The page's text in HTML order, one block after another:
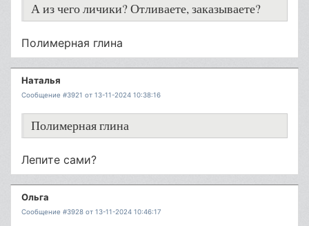
А из чего личики? Отливаете, заказываете?
Полимерная глина
Наталья
Сообщение #3921 от 13-11-2024 10:38:16
Полимерная глина
Лепите сами?
Ольга
Сообщение #3928 от 13-11-2024 10:46:17